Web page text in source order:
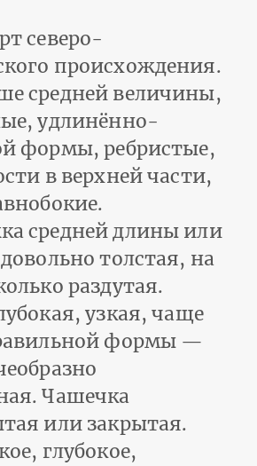
северо-
происхождения.
средней величины,
удлинённо-
формы, ребристые,
в верхней части,
средней длины или
толстая, на
раздутая.
узкая, чаще
формы —
Чашечка
или закрытая.
глубокое,